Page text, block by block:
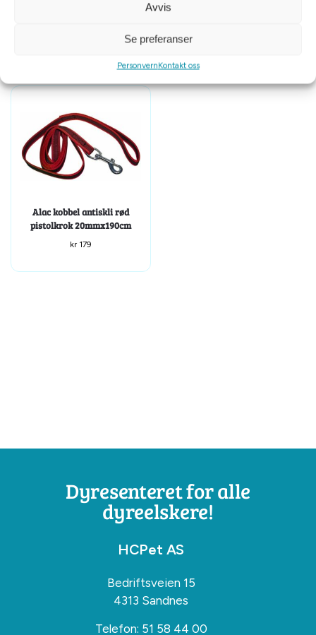
Avvis
Se preferanser
PersonvernKontakt oss
Alac kobbel antiskli rød
pistolkrok 20mmx190cm
kr 179
Dyresenteret for alle
dyreelskere!
HCPet AS
Bedriftsveien 15
4313 Sandnes
Telefon: 51 58 44 00